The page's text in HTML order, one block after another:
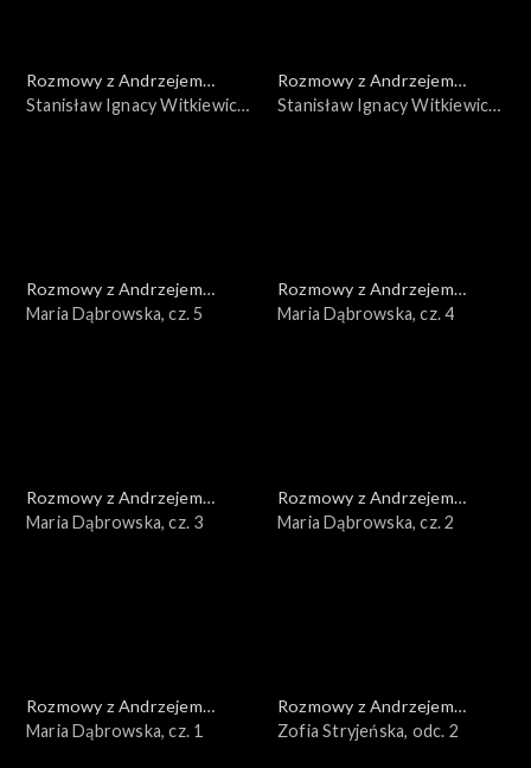
Rozmowy z Andrzejem
Doboszem
Stanisław Ignacy Witkiewicz,
Rozmowy z Andrzejem
Doboszem
Stanisław Ignacy Witkiewicz,
Rozmowy z Andrzejem
Doboszem
Maria Dąbrowska, cz. 5
Rozmowy z Andrzejem
Doboszem
Maria Dąbrowska, cz. 4
Rozmowy z Andrzejem
Doboszem
Maria Dąbrowska, cz. 3
Rozmowy z Andrzejem
Doboszem
Maria Dąbrowska, cz. 2
Rozmowy z Andrzejem
Doboszem
Maria Dąbrowska, cz. 1
Rozmowy z Andrzejem
Doboszem
Zofia Stryjeńska, odc. 2